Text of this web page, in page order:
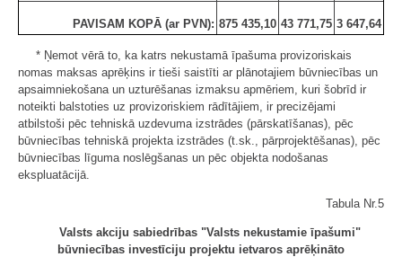
PAVISAM KOPĀ (ar PVN): 875 435,10 43 771,75 3 647,64
* Ņemot vērā to, ka katrs nekustamā īpašuma provizoriskais
nomas maksas aprēķins ir tieši saistīti ar plānotajiem būvniecības un
apsaimniekošana un uzturēšanas izmaksu apmēriem, kuri šobrīd ir
noteikti balstoties uz provizoriskiem rādītājiem, ir precizējami
atbilstoši pēc tehniskā uzdevuma izstrādes (pārskatīšanas), pēc
būvniecības tehniskā projekta izstrādes (t.sk., pārprojektēšanas), pēc
būvniecības līguma noslēgšanas un pēc objekta nodošanas
ekspluatācijā.
Tabula Nr.5
Valsts akciju sabiedrības "Valsts nekustamie īpašumi"
būvniecības investīciju projektu ietvaros aprēķināto